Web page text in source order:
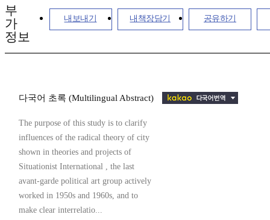
내보내기 내책장담기 공유하기
부
가
정보
다국어 초록 (Multilingual Abstract)
The purpose of this study is to clarify
influences of the radical theory of city
shown in theories and projects of
Situationist International , the last
avant-garde political art group actively
worked in 1950s and 1960s, and to
make clear interrelatio...